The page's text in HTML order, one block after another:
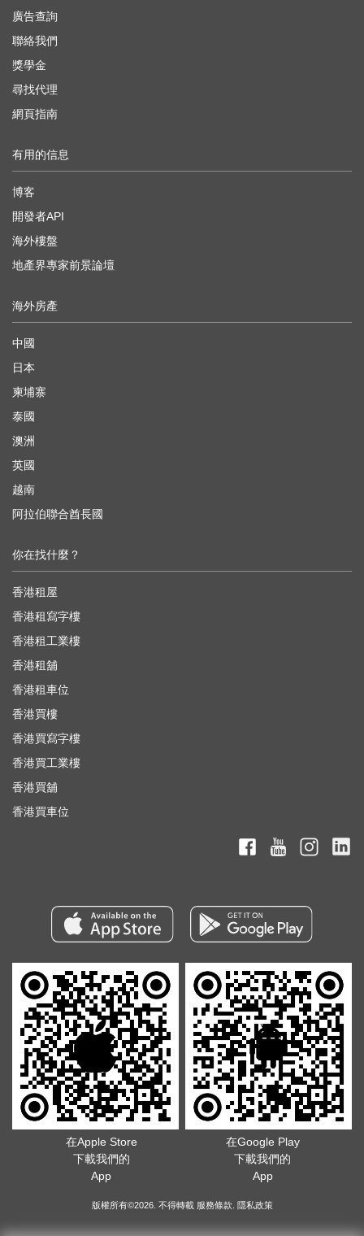
廣告查詢
聯絡我們
獎學金
尋找代理
網頁指南
有用的信息
博客
開發者API
海外樓盤
地產界專家前景論壇
海外房產
中國
日本
柬埔寨
泰國
澳洲
英國
越南
阿拉伯聯合酋長國
你在找什麼？
香港租屋
香港租寫字樓
香港租工業樓
香港租舖
香港租車位
香港買樓
香港買寫字樓
香港買工業樓
香港買舖
香港買車位
在Apple Store
下載我們的
App
在Google Play
下載我們的
App
版權所有©2026. 不得轉載 服務條款 隱私政策